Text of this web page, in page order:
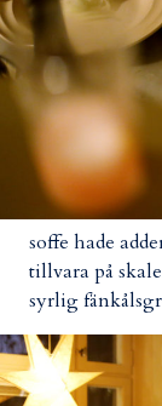
soffe hade
tillvara på
syrlig